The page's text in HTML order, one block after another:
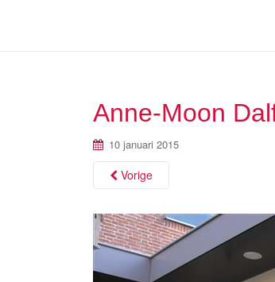
Anne-Moon
10 januari 2015
Vorige